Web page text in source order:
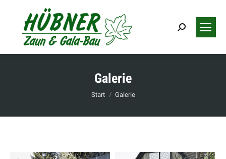
Search:
Galerie
Sie befinden sich hier:
Start Galerie